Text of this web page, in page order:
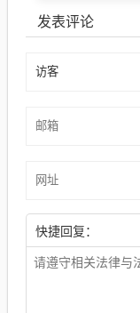
发表评论
快捷回复：